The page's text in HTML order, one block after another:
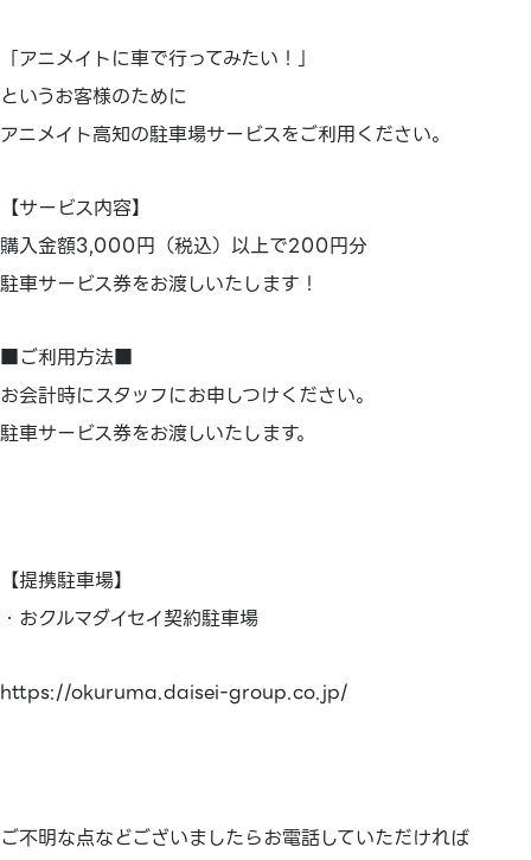
「アニメイトに車で行ってみたい！」
というお客様のために
アニメイト高知の駐車場サービスをご利用ください。
【サービス内容】
購入金額3,000円（税込）以上で200円分
駐車サービス券をお渡しいたします！
■ご利用方法■
お会計時にスタッフにお申しつけください。
駐車サービス券をお渡しいたします。
【提携駐車場】
・おクルマダイセイ契約駐車場
https://okuruma.daisei-group.co.jp/
ご不明な点などございましたらお電話していただければ